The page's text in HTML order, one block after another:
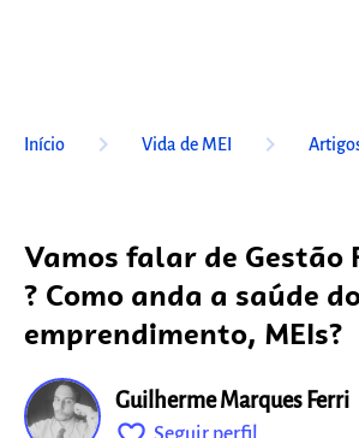
Início keyboard_arrow_right Vida de MEI keyboard_arrow_right
Vamos falar de Gestão
? Como anda a saúde
emprendimento, MEIs?
Guilherme Marques Ferri